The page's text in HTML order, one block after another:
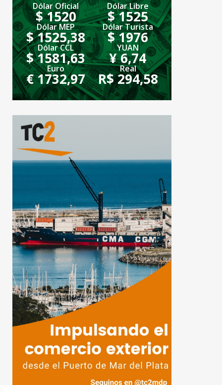
Dólar Oficial
$ 1520
Dólar Libre
$ 1525
Dólar MEP
$ 1525,38
Dólar Turista
$ 1976
Dólar CCL
$ 1581,63
YUAN
¥ 6,74
Euro
€ 1732,97
Real
R$ 294,58